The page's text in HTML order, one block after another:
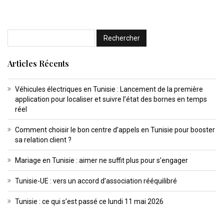
Articles Récents
Véhicules électriques en Tunisie : Lancement de la première
application pour localiser et suivre l’état des bornes en temps
réel
Comment choisir le bon centre d’appels en Tunisie pour booster
sa relation client ?
Mariage en Tunisie : aimer ne suffit plus pour s’engager
Tunisie-UE : vers un accord d’association rééquilibré
Tunisie : ce qui s’est passé ce lundi 11 mai 2026